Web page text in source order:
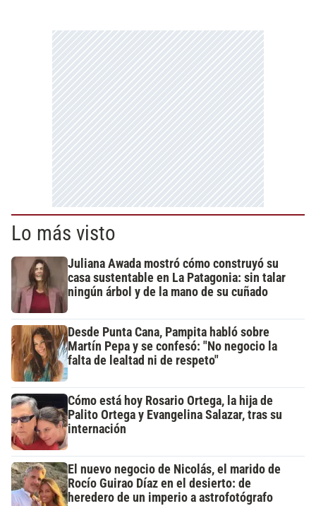
Lo más visto
Juliana Awada mostró cómo construyó su
casa sustentable en La Patagonia: sin talar
ningún árbol y de la mano de su cuñado
Desde Punta Cana, Pampita habló sobre
Martín Pepa y se confesó: "No negocio la
falta de lealtad ni de respeto"
Cómo está hoy Rosario Ortega, la hija de
Palito Ortega y Evangelina Salazar, tras su
internación
El nuevo negocio de Nicolás, el marido de
Rocío Guirao Díaz en el desierto: de
heredero de un imperio a astrofotógrafo